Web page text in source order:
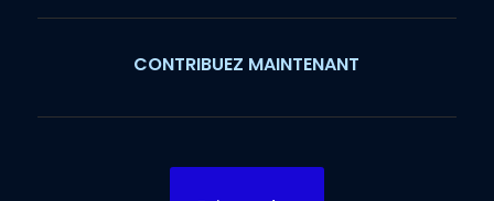
CONTRIBUEZ MAINTENANT